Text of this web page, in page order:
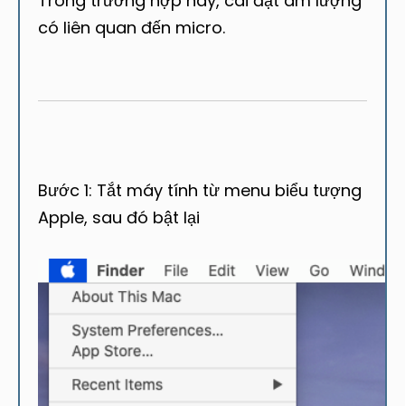
có liên quan đến micro.
Bước 1: Tắt máy tính từ menu biểu tượng
Apple, sau đó bật lại